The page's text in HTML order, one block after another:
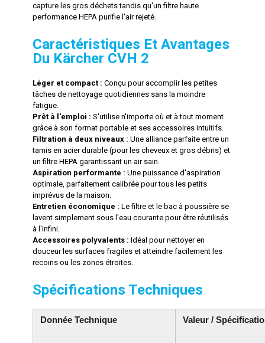
capture les gros déchets tandis qu'un filtre haute
performance HEPA purifie l'air rejeté.
Caractéristiques Et Avantages
Du Kärcher CVH 2
Léger et compact : Conçu pour accomplir les petites
tâches de nettoyage quotidiennes sans la moindre
fatigue.
Prêt à l'emploi : S'utilise n'importe où et à tout moment
grâce à son format portable et ses accessoires intuitifs.
Filtration à deux niveaux : Une alliance parfaite entre un
tamis en acier durable (pour les cheveux et gros débris) et
un filtre HEPA garantissant un air sain.
Aspiration performante : Une puissance d'aspiration
optimale, parfaitement calibrée pour tous les petits
imprévus de la maison.
Entretien économique : Le filtre et le bac à poussière se
lavent simplement sous l'eau courante pour être réutilisés
à l'infini.
Accessoires polyvalents : Idéal pour nettoyer en
douceur les surfaces fragiles et atteindre facilement les
recoins ou les zones étroites.
Spécifications Techniques
Donnée Technique Valeur /